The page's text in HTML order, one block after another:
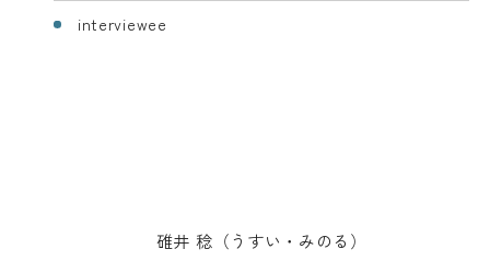
interviewee
碓井 稔（うすい・みのる）